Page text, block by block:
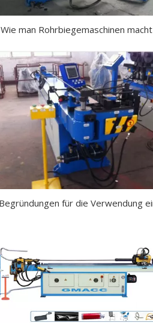
Wie man Rohrbiegemaschinen macht